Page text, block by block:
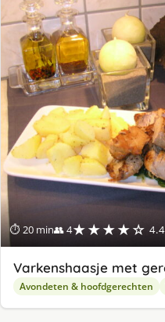
⏱ 20 min👥 4★★★★☆
Varkenshaasje met
Avondeten & hoofdgerechten